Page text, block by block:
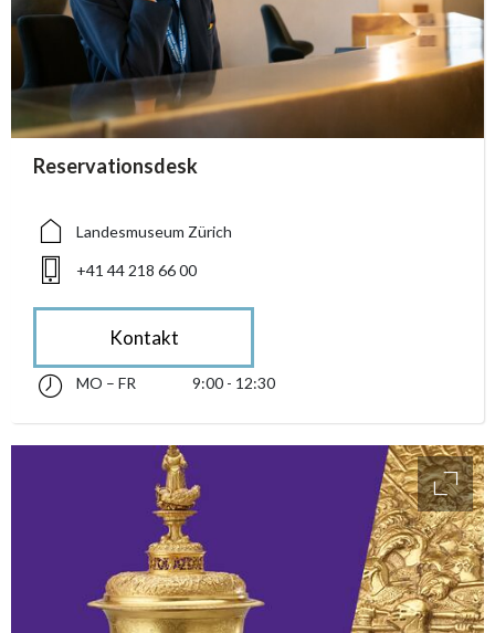
accessibility.sr-only.person_card_info
Reservationsdesk
accessibility.sr-only.museum
Landesmuseum Zürich
accessibility.sr-only.phone
+41 44 218 66 00
Kontakt
accessibility.sr-only.opening_hours
Montag bis Freitag 09:00 - 12:30
MO – FR 9:00 - 12:30